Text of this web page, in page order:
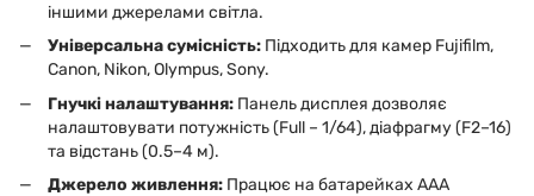
іншими джерелами світла.
Універсальна сумісність: Підходить для камер Fujifilm,
Canon, Nikon, Olympus, Sony.
Гнучкі налаштування: Панель дисплея дозволяє
налаштовувати потужність (Full – 1/64), діафрагму (F2–16)
та відстань (0.5–4 м).
Джерело живлення: Працює на батарейках AAA